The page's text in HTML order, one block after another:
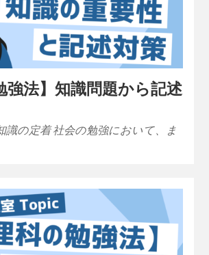
強法】知識問題から記述
識の定着 社会の勉強において、ま